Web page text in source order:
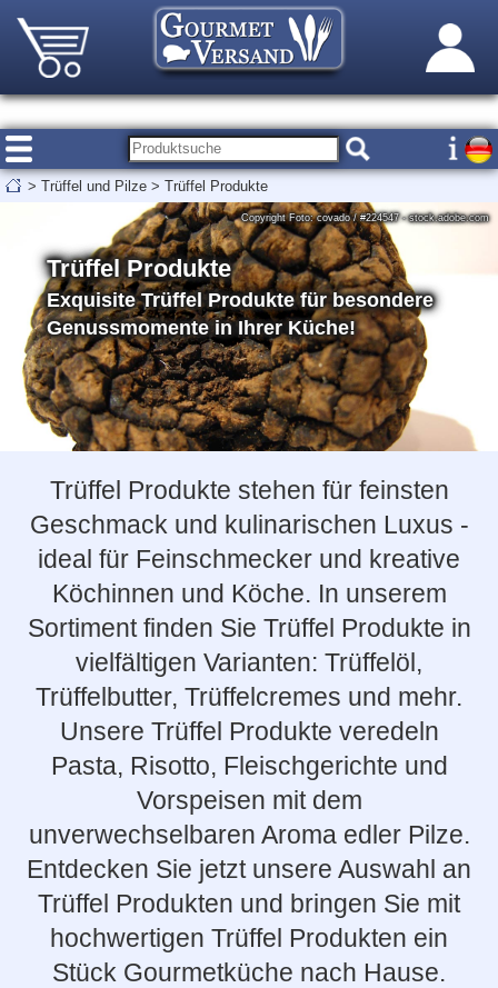
> Trüffel und Pilze > Trüffel Produkte
Trüffel Produkte
Exquisite Trüffel Produkte für besondere
Genussmomente in Ihrer Küche!
Copyright Foto: covado / #224547 - stock.adobe.com
Trüffel Produkte stehen für feinsten
Geschmack und kulinarischen Luxus -
ideal für Feinschmecker und kreative
Köchinnen und Köche. In unserem
Sortiment finden Sie Trüffel Produkte in
vielfältigen Varianten: Trüffelöl,
Trüffelbutter, Trüffelcremes und mehr.
Unsere Trüffel Produkte veredeln
Pasta, Risotto, Fleischgerichte und
Vorspeisen mit dem
unverwechselbaren Aroma edler Pilze.
Entdecken Sie jetzt unsere Auswahl an
Trüffel Produkten und bringen Sie mit
hochwertigen Trüffel Produkten ein
Stück Gourmetküche nach Hause.